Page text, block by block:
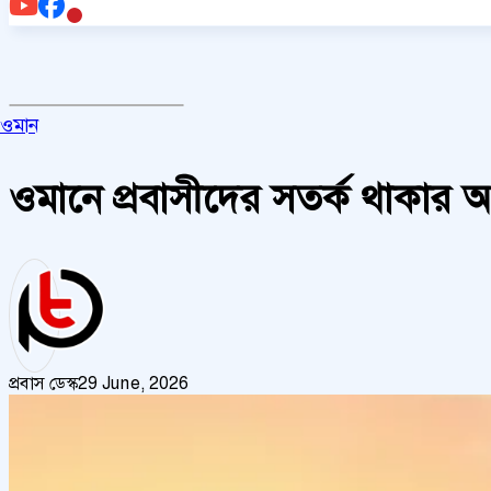
ওমান
ওমানে প্রবাসীদের সতর্ক থাকার
প্রবাস ডেস্ক29 June, 2026